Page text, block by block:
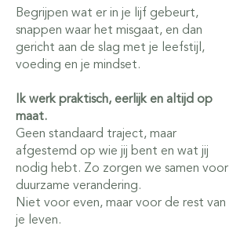
Begrijpen wat er in je lijf gebeurt,
snappen waar het misgaat, en dan
gericht aan de slag met je leefstijl,
voeding en je mindset.
Ik werk praktisch, eerlijk en altijd op
maat.
Geen standaard traject, maar
afgestemd op wie jij bent en wat jij
nodig hebt. Zo zorgen we samen voor
duurzame verandering.
Niet voor even, maar voor de rest van
je leven.